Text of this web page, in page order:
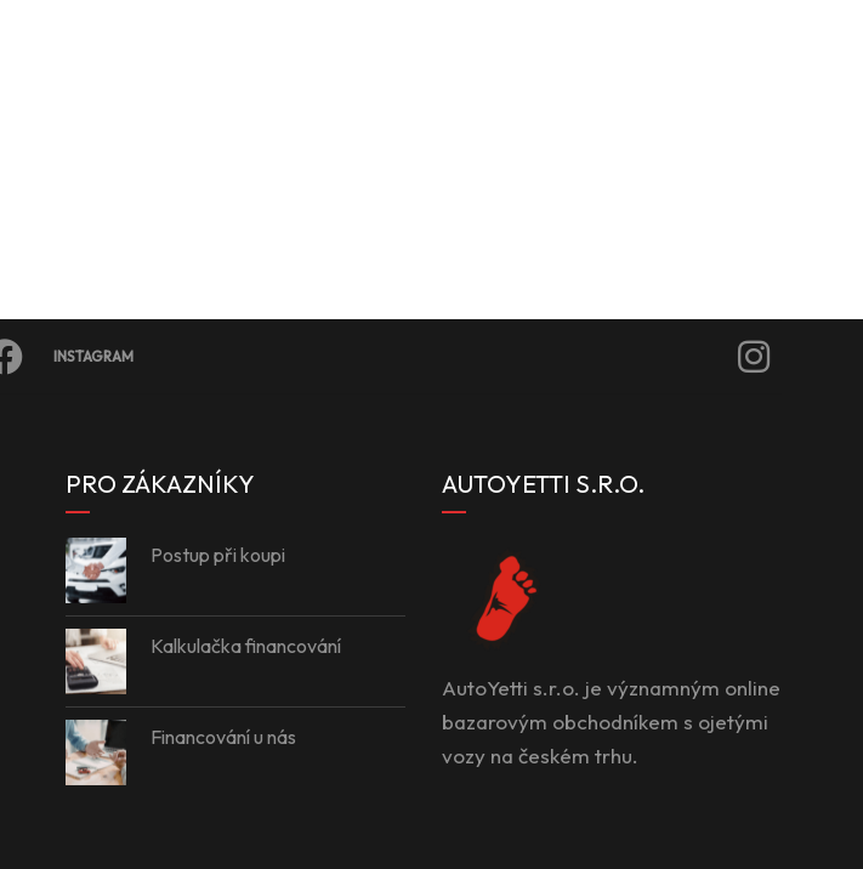
INSTAGRAM
PRO ZÁKAZNÍKY
Postup při koupi
Kalkulačka financování
Financování u nás
AUTOYETTI S.R.O.
AutoYetti s.r.o. je významným online
bazarovým obchodníkem s ojetými
vozy na českém trhu.